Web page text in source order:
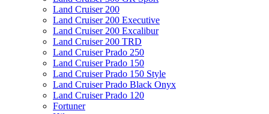
Land Cruiser 200
Land Cruiser 200 Executive
Land Cruiser 200 Excalibur
Land Cruiser 200 TRD
Land Cruiser Prado 250
Land Cruiser Prado 150
Land Cruiser Prado 150 Style
Land Cruiser Prado Black Onyx
Land Cruiser Prado 120
Fortuner